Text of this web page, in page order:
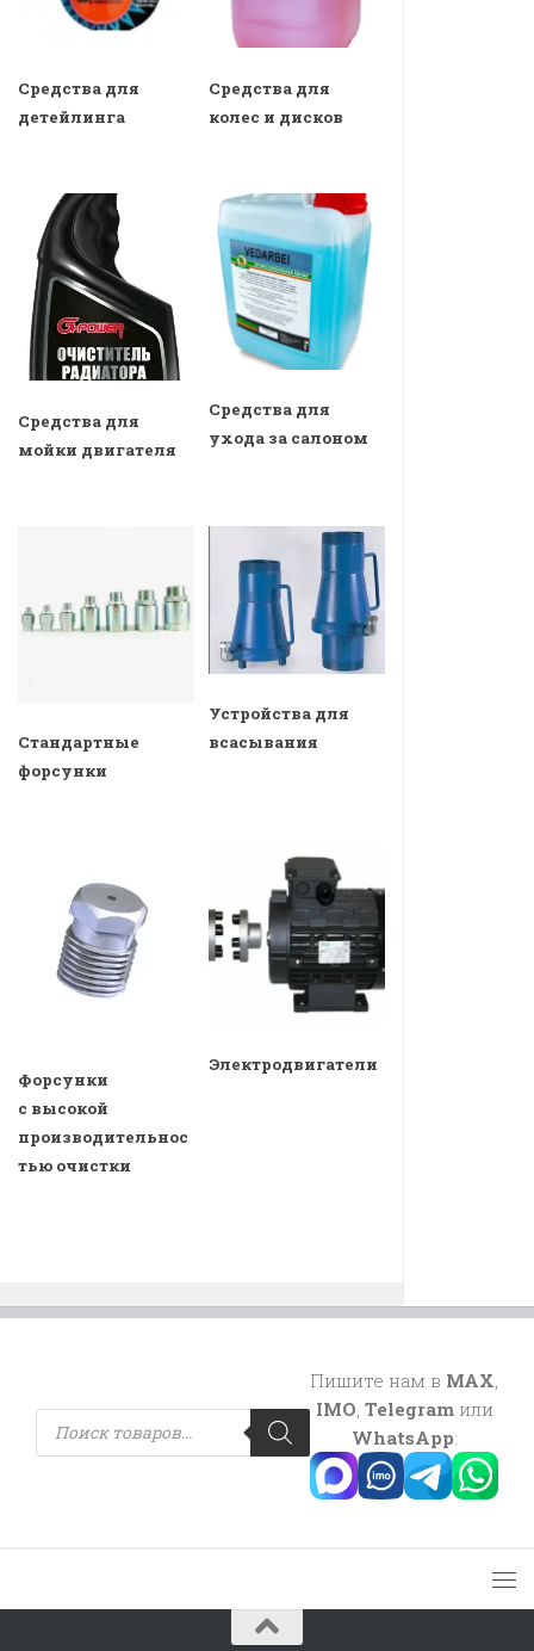
Средства для
детейлинга
Средства для
колес и дисков
Средства для
мойки двигателя
Средства для
ухода за салоном
Стандартные
форсунки
Устройства для
всасывания
Форсунки
с высокой
производительнос
тью очистки
Электродвигатели
Поиск
товаров
Пишите нам в MAX,
IMO, Telegramили
WhatsApp: